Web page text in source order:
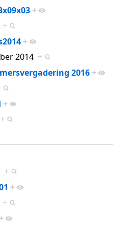
+
+
+
2014 +
2016 +
+
+
+
+
+
+